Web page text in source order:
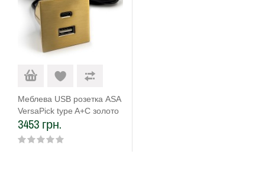
Меблева USB розетка ASA
VersaPick type A+C золото
(060.29Z.00048)
3453 грн.